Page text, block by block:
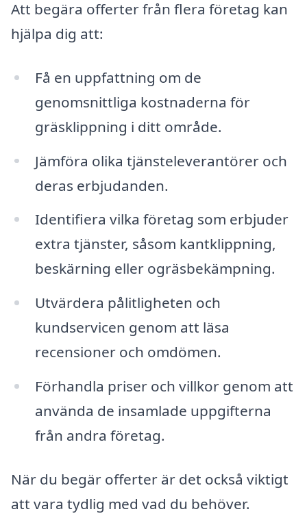
Att begära offerter från flera företag kan
hjälpa dig att:
Få en uppfattning om de
genomsnittliga kostnaderna för
gräsklippning i ditt område.
Jämföra olika tjänsteleverantörer och
deras erbjudanden.
Identifiera vilka företag som erbjuder
extra tjänster, såsom kantklippning,
beskärning eller ogräsbekämpning.
Utvärdera pålitligheten och
kundservicen genom att läsa
recensioner och omdömen.
Förhandla priser och villkor genom att
använda de insamlade uppgifterna
från andra företag.
När du begär offerter är det också viktigt
att vara tydlig med vad du behöver.